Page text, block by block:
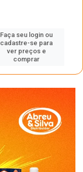
Faça seu login ou
cadastre-se para
ver preços e
comprar